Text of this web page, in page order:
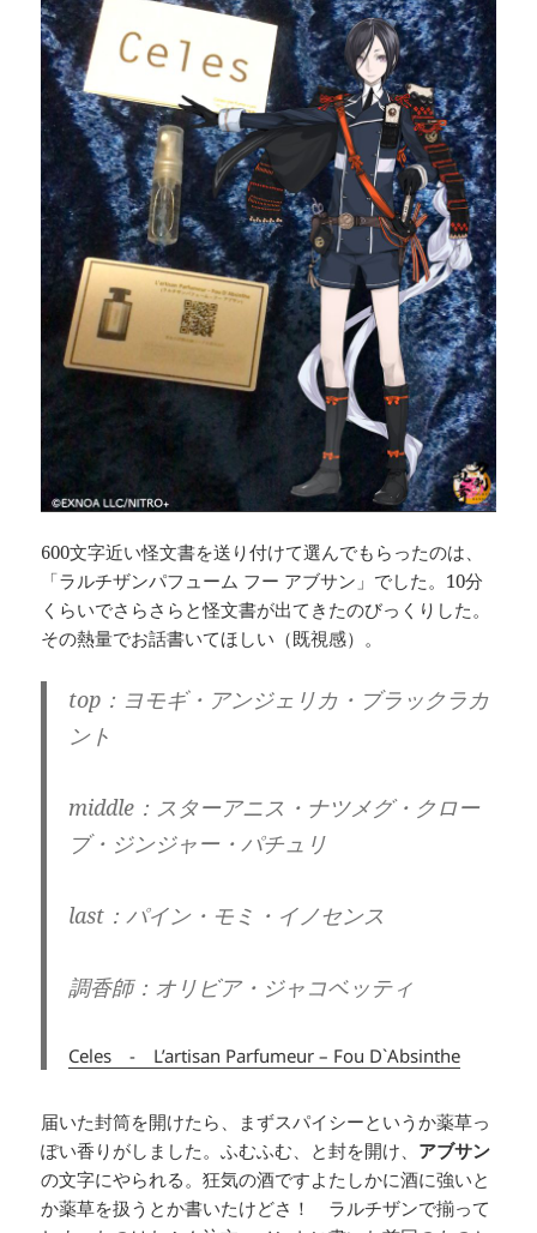
600文字近い怪文書を送り付けて選んでもらったのは、
「ラルチザンパフューム フー アブサン」でした。10分
くらいでさらさらと怪文書が出てきたのびっくりした。
その熱量でお話書いてほしい（既視感）。
top：ヨモギ・アンジェリカ・ブラックラカ
ント
middle：スターアニス・ナツメグ・クロー
ブ・ジンジャー・パチュリ
last：パイン・モミ・イノセンス
調香師：オリビア・ジャコベッティ
Celes - L’artisan Parfumeur – Fou D`Absinthe
届いた封筒を開けたら、まずスパイシーというか薬草っ
ぽい香りがしました。ふむふむ、と封を開け、 アブサン
の文字にやられる。狂気の酒ですよたしかに酒に強いと
か薬草を扱うとか書いたけどさ！ ラルチザンで揃って